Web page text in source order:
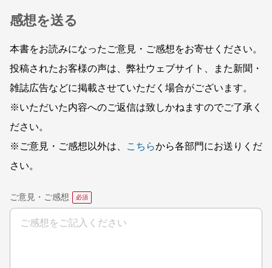
感想を送る
本書をお読みになったご意見・ご感想をお寄せください。
投稿されたお客様の声は、弊社ウェブサイト、また新聞・
雑誌広告などに掲載させていただく場合がございます。
※いただいた内容へのご返信は致しかねますのでご了承く
ださい。
※ご意見・ご感想以外は、
こちらから各部門にお送りくだ
さい。
ご意見・ご感想